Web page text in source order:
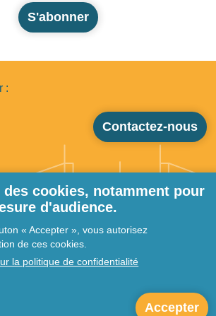
S'abonner
:
Contactez-nous
?
cookies, notamment pour
d'audience.
« Accepter », vous autorisez
de ces cookies.
la politique de confidentialité
Accepter